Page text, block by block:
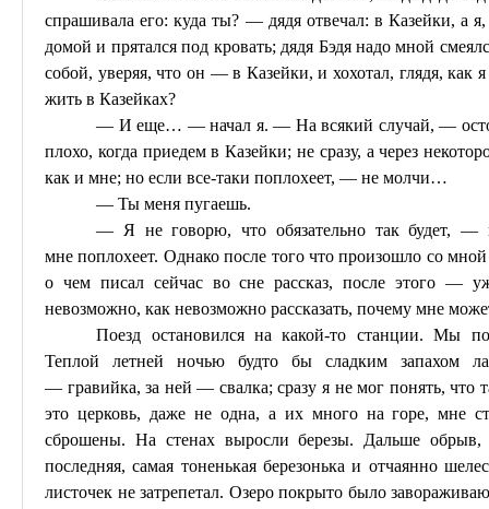
спрашивала его: куда ты? — дядя отвечал: вКазейки, а
домой и прятался под кровать; дядя Бэдянадо мной
собой, уверяя, что он — в Казейки, и хохотал, глядя, как
жить в Казейках?
— И еще… — начал я. — На всякий случай, —
плохо, когда приедем вКазейки; не сразу, а через
как и мне; но если все-таки поплохеет, — не молчи…
— Ты меня пугаешь.
— Я не говорю, что обязательно так будет, —
мнепоплохеет. Однако после того что произошло со
о чем писал сейчас во сне рассказ, после этого —
невозможно, как невозможно рассказать, почему мне
Поезд остановился на какой-то станции. Мы
Теплой летней ночью будто бы сладким запахом
— гравийка, за ней — свалка; сразу я не мог понять, что
это церковь, даже не одна, а их много на горе, мне
сброшены. На стенах выросли березы. Дальше обрыв,
последняя, самая тоненькая березонька и отчаянно
листочек не затрепетал. Озеро покрыто было